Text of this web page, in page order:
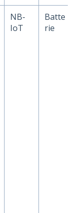
NB-
IoT
Batte
rie